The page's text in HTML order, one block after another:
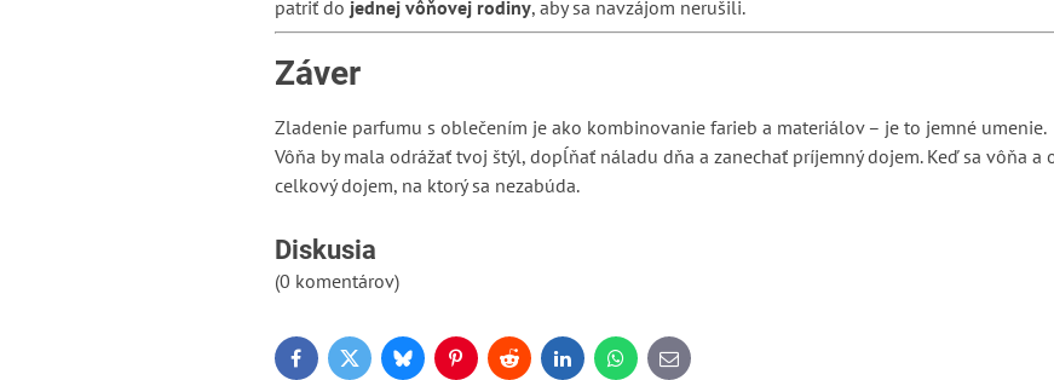
patriť do jednej vôňovej rodiny, aby sa navzájom nerušili.
Záver
Zladenie parfumu s oblečením je ako kombinovanie farieb a materiálov – je to jemné umenie.
Vôňa by mala odrážať tvoj štýl, dopĺňať náladu dňa a zanechať príjemný dojem. Keď sa vôňa
celkový dojem, na ktorý sa nezabúda.
Diskusia
(0 komentárov)
FacebookTwitterBlueskyPinterestRedditLinkedInWhatsApp
E-